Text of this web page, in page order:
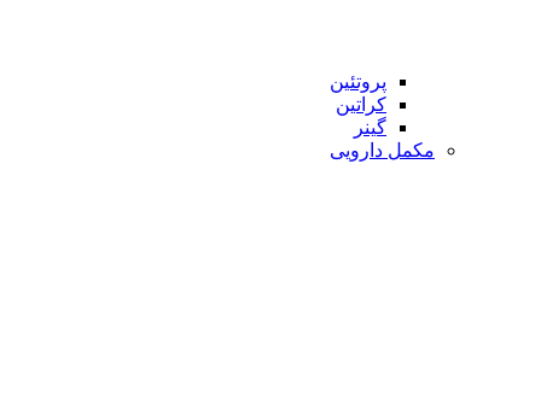
پروتئین
کراتین
گینر
مکمل دارویی